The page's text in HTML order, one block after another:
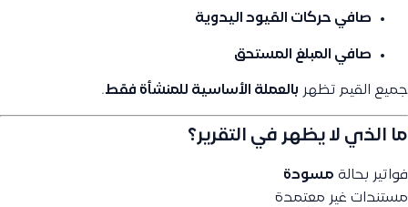
صافي حركات القيود اليدوية
صافي المبلغ المستحق
جميع القيم تظهر بالعملة الأساسية للمنشأة فقط.
ما الذي لا يظهر في التقرير؟
فواتير بحالة مسودة
مستندات غير معتمدة